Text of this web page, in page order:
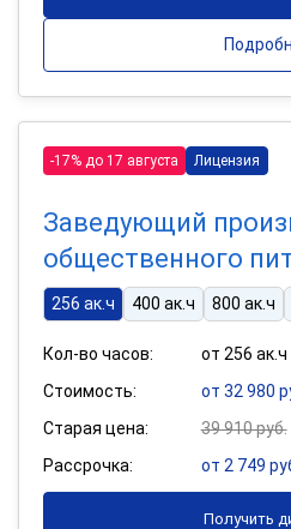
-17% до 17 августа Лицензия
Заведующий
общественного
256 ак.ч 400 ак.ч 800 ак.ч
Кол-во часов:
от 256 ак.ч
Стоимость:
от 32 980
Старая цена:
39 910 руб.
Рассрочка:
от 2 749
Получить